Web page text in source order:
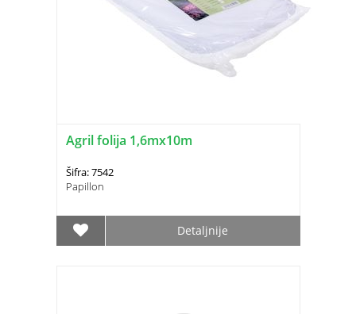
Agril folija 1,6mx10m
Šifra: 7542
Papillon
Detaljnije